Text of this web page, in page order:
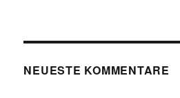
NEUESTE KOMMENTARE